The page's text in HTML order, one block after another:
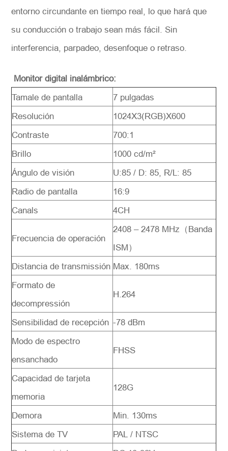
entorno circundante en tiempo real, lo que hará que
su conducción o trabajo sean más fácil. Sin
interferencia, parpadeo, desenfoque o retraso.
Monitor digital inalámbrico:
Tamale de pantalla
7 pulgadas
Resolución
1024X3(RGB)X600
Contraste
700:1
Brillo
1000 cd/m²
Ángulo de visión
U:85 / D: 85, R/L: 85
Radio de pantalla
16:9
Canals
4CH
Frecuencia de operación
2408 – 2478 MHz（Banda
ISM）
Distancia de transmissión Max. 180ms
Formato de
decompressión
H.264
Sensibilidad de recepción -78 dBm
Modo de espectro
ensanchado
FHSS
Capacidad de tarjeta
memoria
128G
Demora
Min. 130ms
Sistema de TV
PAL / NTSC